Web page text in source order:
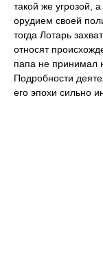
такой же угрозой,
орудием своей
тогда Лотарь
относят
папа не принимал
Подробности
его эпохи сильно